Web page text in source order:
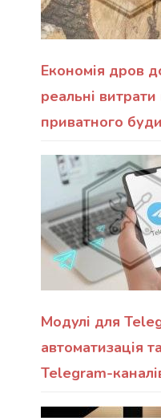
Економія дров
реальні
приватного
Модулі для
автоматизація
Telegram-